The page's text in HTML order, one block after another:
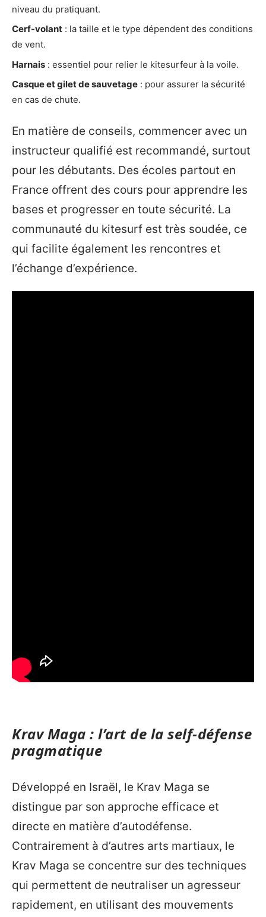
niveau du pratiquant.
Cerf-volant : la taille et le type dépendent des conditions
de vent.
Harnais : essentiel pour relier le kitesurfeur à la voile.
Casque et gilet de sauvetage : pour assurer la sécurité
en cas de chute.
En matière de conseils, commencer avec un
instructeur qualifié est recommandé, surtout
pour les débutants. Des écoles partout en
France offrent des cours pour apprendre les
bases et progresser en toute sécurité. La
communauté du kitesurf est très soudée, ce
qui facilite également les rencontres et
l’échange d’expérience.
Krav Maga : l’art de la self-défense
pragmatique
Développé en Israël, le Krav Maga se
distingue par son approche efficace et
directe en matière d’autodéfense.
Contrairement à d’autres arts martiaux, le
Krav Maga se concentre sur des techniques
qui permettent de neutraliser un agresseur
rapidement, en utilisant des mouvements